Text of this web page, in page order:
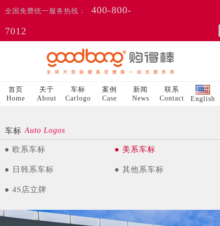
全国免费统一服务热线：
400-800-
7012
首页
Home
关于
About
车标
Carlogo
案例
Case
新闻
News
联系
Contact
English
车标 Auto Logos
● 欧系车标 ● 美系车标
● 日韩系车标 ● 其他系车标
● 4S店立牌